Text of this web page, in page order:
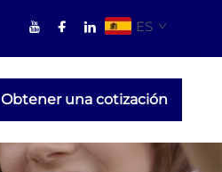
ES
Obtener una cotización